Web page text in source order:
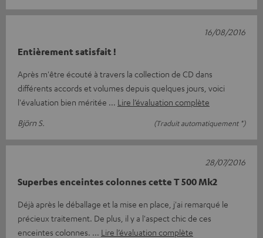
Entièrement satisfait !
Après m'être écouté à travers la collection de CD dans
différents accords et volumes depuis quelques jours, voici
l'évaluation bien méritée
Lire l’évaluation complète
Björn S.
(Traduit automatiquement *)
16/08/2016
Superbes enceintes colonnes cette T 500 Mk2
Déjà après le déballage et la mise en place, j'ai remarqué le
précieux traitement. De plus, il y a l'aspect chic de ces
enceintes colonnes.
Lire l’évaluation complète
28/07/2016